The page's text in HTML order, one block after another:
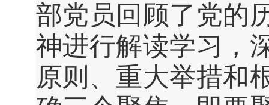
部党员回顾了党的
神进行解读学习，
原则、重大举措和